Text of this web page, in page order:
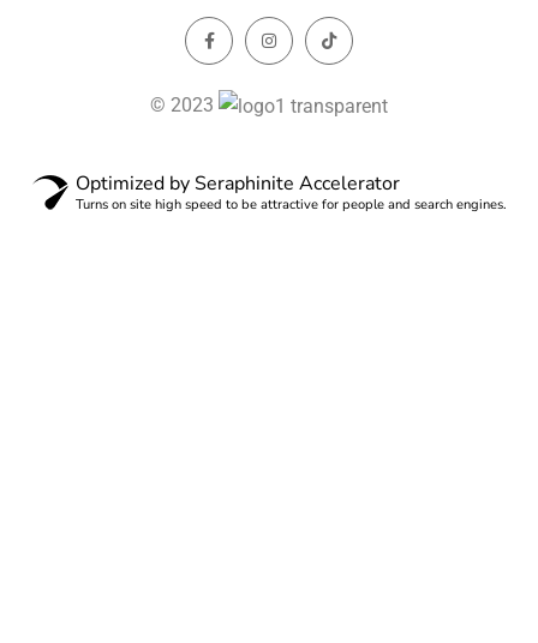
© 2023
Optimized by Seraphinite Accelerator
Turns on site high speed to be attractive for people and search engines.